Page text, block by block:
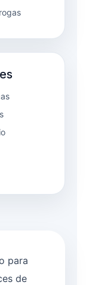
para
de